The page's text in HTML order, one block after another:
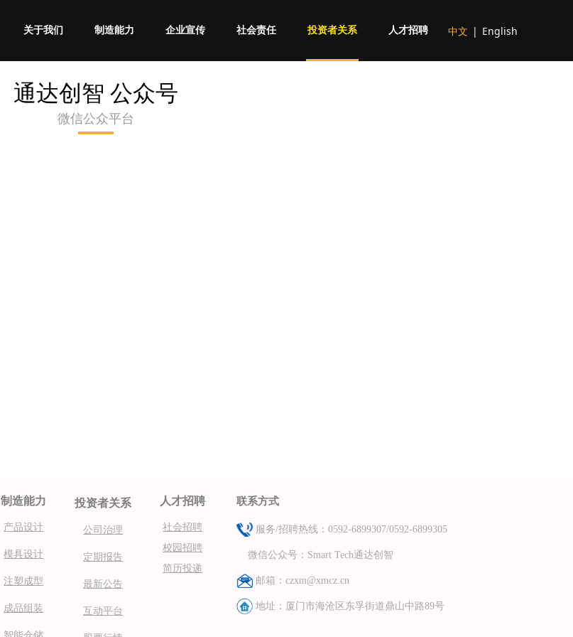
中文 | English
关于我们 制造能力 企业宣传 社会责任 投资者关系 人才招聘
通达创智 公众号
微信公众平台
制造能力
产品设计
模具设计
注塑成型
成品组装
智能仓储
投资者关系
公司治理
定期报告
最新公告
互动平台
人才招聘
社会招聘
校园招聘
简历投递
联系方式
服务/招聘热线：0592-6899307/0592-6899305
微信公众号：Smart Tech通达创智
邮箱：czxm@xmcz.cn
地址：厦门市海沧区东孚街道鼎山中路89号